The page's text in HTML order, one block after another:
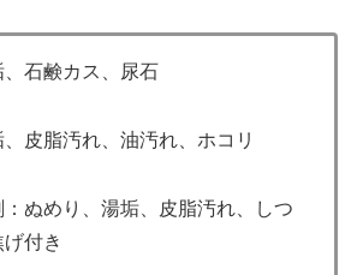
石鹸カス、尿石
皮脂汚れ、油汚れ、ホコリ
ぬめり、湯垢、皮脂汚れ、しつ
付き